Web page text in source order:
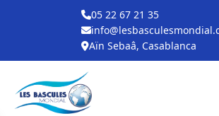
05 22 67 21 35
Aïn Sebaâ, Casablanca